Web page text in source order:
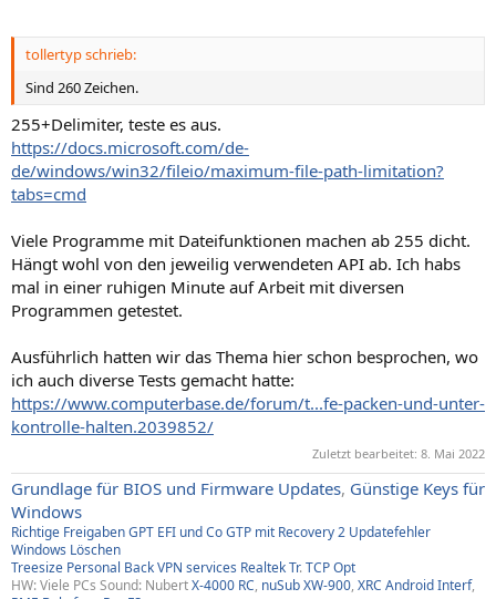
tollertyp schrieb:
Sind 260 Zeichen.
255+Delimiter, teste es aus.
https://docs.microsoft.com/de-
de/windows/win32/fileio/maximum-file-path-limitation?
tabs=cmd
Viele Programme mit Dateifunktionen machen ab 255 dicht.
Hängt wohl von den jeweilig verwendeten API ab. Ich habs
mal in einer ruhigen Minute auf Arbeit mit diversen
Programmen getestet.
Ausführlich hatten wir das Thema hier schon besprochen, wo
ich auch diverse Tests gemacht hatte:
https://www.computerbase.de/forum/t...fe-packen-und-unter-
kontrolle-halten.2039852/
Zuletzt bearbeitet: 8. Mai 2022
Grundlage für BIOS und Firmware Updates, Günstige Keys für
Windows
Richtige FreigabenGPT EFI und CoGTP mit Recovery2 Updatefehler
Windows Löschen
Treesize Personal BackVPN services Realtek Tr.TCP Opt
HW: Viele PCs Sound: NubertX-4000 RC, nuSub XW-900, XRC Android Interf,